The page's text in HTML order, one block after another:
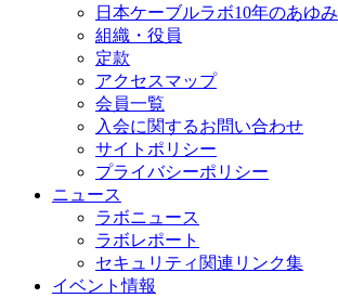
日本ケーブルラボ10年のあゆみ
組織・役員
定款
アクセスマップ
会員一覧
入会に関するお問い合わせ
サイトポリシー
プライバシーポリシー
ニュース
ラボニュース
ラボレポート
セキュリティ関連リンク集
イベント情報